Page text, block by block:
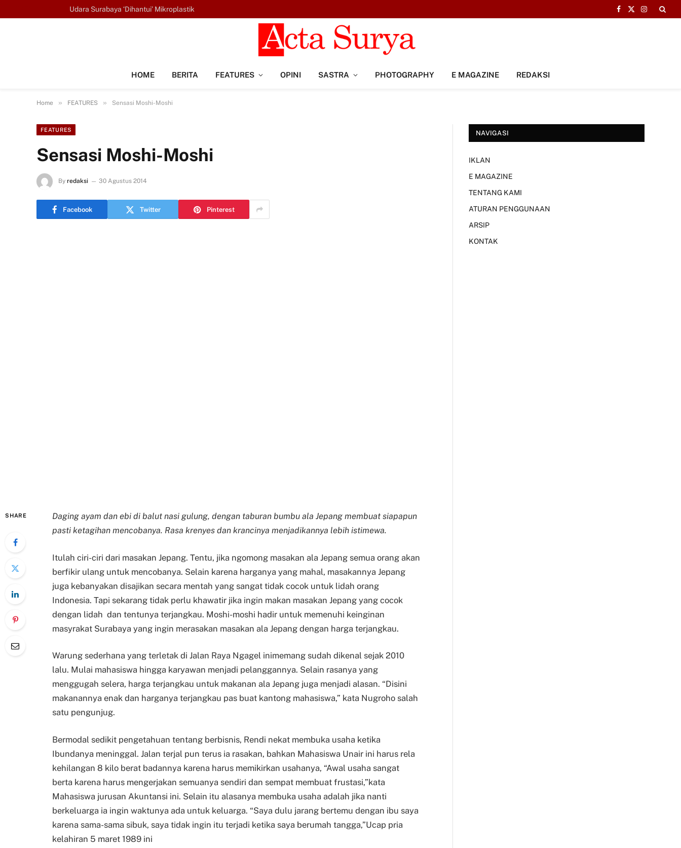
Udara Surabaya ‘Dihantui’ Mikroplastik
Facebook
X
Instagram
HOME BERITA FEATURES OPINI SASTRA PHOTOGRAPHY E MAGAZINE REDAKSI
Home » FEATURES » Sensasi Moshi-Moshi
FEATURES
Sensasi Moshi-Moshi
By redaksi 30 Agustus 2014
Facebook Twitter Pinterest
SHARE
Daging ayam dan ebi di balut nasi gulung, dengan taburan bumbu ala Jepang membuat siapapun
pasti ketagihan mencobanya. Rasa krenyes dan krancinya menjadikannya lebih istimewa.
Itulah ciri-ciri dari masakan Jepang. Tentu, jika ngomong masakan ala Jepang semua orang akan
berfikir ulang untuk mencobanya. Selain karena harganya yang mahal, masakannya Jepang
juga kebanyakan disajikan secara mentah yang sangat tidak cocok untuk lidah orang
Indonesia. Tapi sekarang tidak perlu khawatir jika ingin makan masakan Jepang yang cocok
dengan lidah dan tentunya terjangkau. Moshi-moshi hadir untuk memenuhi keinginan
masyrakat Surabaya yang ingin merasakan masakan ala Jepang dengan harga terjangkau.
Warung sederhana yang terletak di Jalan Raya Ngagel inimemang sudah dikenal sejak 2010
lalu. Mulai mahasiswa hingga karyawan menjadi pelanggannya. Selain rasanya yang
menggugah selera, harga terjangkau untuk makanan ala Jepang juga menjadi alasan. “Disini
makanannya enak dan harganya terjangkau pas buat kantong mahasiswa,” kata Nugroho salah
satu pengunjug.
Bermodal sedikit pengetahuan tentang berbisnis, Rendi nekat membuka usaha ketika
Ibundanya meninggal. Jalan terjal pun terus ia rasakan, bahkan Mahasiswa Unair ini harus rela
kehilangan 8 kilo berat badannya karena harus memikirkan usahanya, “Awal usaha sangat
berta karena harus mengerjakan semuanya sendiri dan sempat membuat frustasi,”kata
Mahasiswa jurusan Akuntansi ini. Selain itu alasanya membuka usaha adalah jika nanti
berkeluarga ia ingin waktunya ada untuk keluarga. “Saya dulu jarang bertemu dengan ibu saya
karena sama-sama sibuk, saya tidak ingin itu terjadi ketika saya berumah tangga,”Ucap pria
kelahiran 5 maret 1989 ini
NAVIGASI
IKLAN
E MAGAZINE
TENTANG KAMI
ATURAN PENGGUNAAN
ARSIP
KONTAK